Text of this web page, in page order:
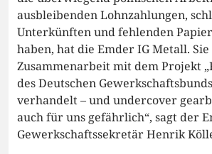
ausbleibenden Lohnzahlungen,
Unterkünften und fehlenden
haben, hat die Emder IG Metall.
Zusammenarbeit mit dem Projekt
des Deutschen
verhandelt – und undercover
auch für uns gefährlich“, sagt der
Gewerkschaftssekretär Henrik